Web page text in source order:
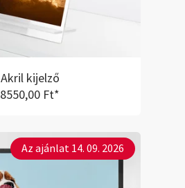
Akril kijelző
8550,00 Ft*
Az ajánlat 14. 09. 2026